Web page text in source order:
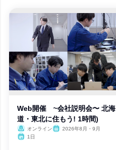
Web開催 ~会社説明会〜 北海
道・東北に住もう! 1時間)
オンライン
2026年8月・9月
1日